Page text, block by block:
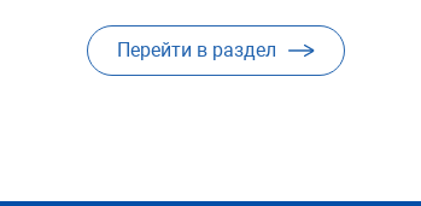
Перейти в раздел